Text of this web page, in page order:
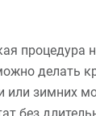
процедура
делать
или зимних